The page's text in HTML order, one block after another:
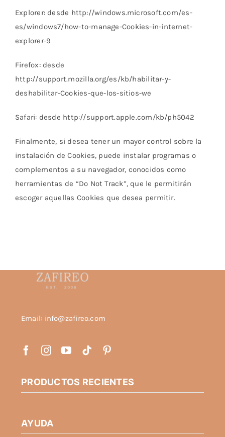
Explorer: desde http://windows.microsoft.com/es-
es/windows7/how-to-manage-Cookies-in-internet-
explorer-9
Firefox: desde
http://support.mozilla.org/es/kb/habilitar-y-
deshabilitar-Cookies-que-los-sitios-we
Safari: desde http://support.apple.com/kb/ph5042
Finalmente, si desea tener un mayor control sobre la
instalación de Cookies, puede instalar programas o
complementos a su navegador, conocidos como
herramientas de “Do Not Track”, que le permitirán
escoger aquellas Cookies que desea permitir.
Email: info@zafireo.com
PRODUCTOS RECIENTES
AYUDA